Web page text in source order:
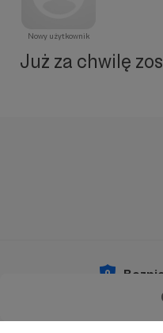
Nowy użytkownik
Już za chwilę